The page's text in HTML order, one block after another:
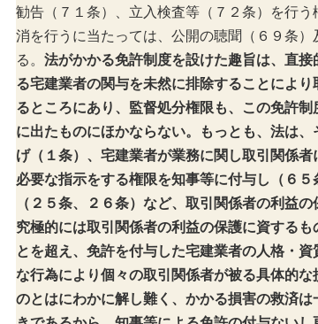
勧告（７１条）、立入検査等（７２条）を行
消を行うに当たっては、公開の聴聞（６９条
る。 法がかかる免許制度を設けた趣旨は、直
る宅建業者の関与を未然に排除することによ
るところにあり、監督処分権限も、この免許
に出たものにほかならない。もっとも、法は
げ（１条）、宅建業者が業務に関し取引関係
必要な指示をする権限を知事等に付与し（６
（２５条、２６条）など、取引関係者の利益
究極的には取引関係者の利益の保護に資する
とを超え、免許を付与した宅建業者の人格・
な行為により個々の取引関係者が被る具体的
のとはにわかに解し難く、かかる損害の救済